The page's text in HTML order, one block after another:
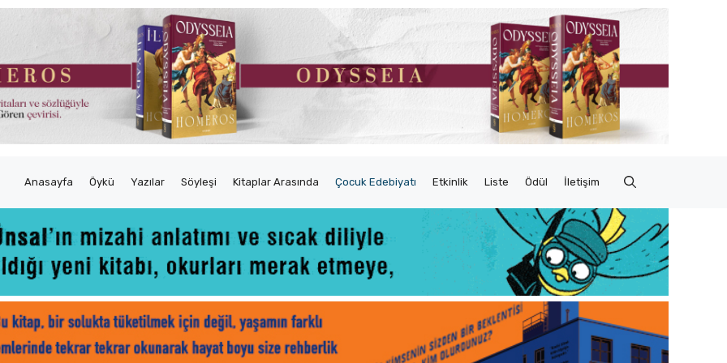
Anasayfa Öykü Yazılar Söyleşi Kitaplar Arasında Çocuk Edebiyatı Etkinlik Liste Ödül İletişim